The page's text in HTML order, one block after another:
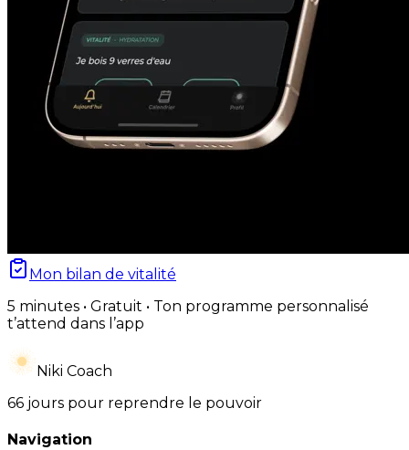
Mon bilan de vitalité
5 minutes • Gratuit • Ton programme personnalisé
t’attend dans l’app
Niki Coach
66 jours pour reprendre le pouvoir
Navigation